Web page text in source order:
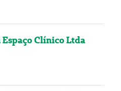
Clínico Ltda